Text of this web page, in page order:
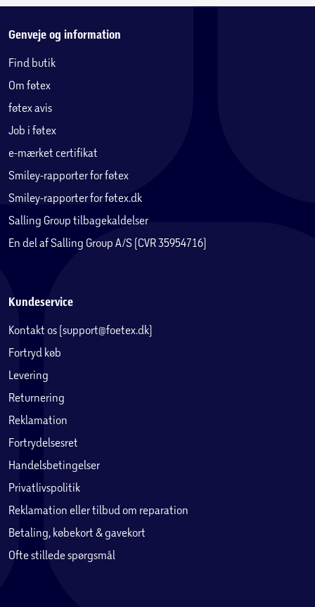
Genveje og information
Find butik
Om føtex
føtex avis
Job i føtex
e-mærket certifikat
Smiley-rapporter for føtex
Smiley-rapporter for føtex.dk
Salling Group tilbagekaldelser
En del af Salling Group A/S (CVR 35954716)
Kundeservice
Kontakt os (support@foetex.dk)
Fortryd køb
Levering
Returnering
Reklamation
Fortrydelsesret
Handelsbetingelser
Privatlivspolitik
Reklamation eller tilbud om reparation
Betaling, købekort & gavekort
Ofte stillede spørgsmål